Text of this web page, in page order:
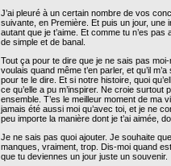
J’ai pleuré à un certain nombre de vos
suivante, en Première. Et puis un jour, une
autant que je t’aime. Et comme tu n’es
de simple et de banal.
Tout ça pour te dire que je ne sais pas
voulais quand même t’en parler, et qu’il
pour te le dire. Et si notre histoire, quoi
ce qu’elle a pu m’inspirer. Ne croie
ensemble. T’es le meilleur moment de ma
jamais été aussi moi qu’avec toi, et je ne
peu importe la manière dont je t’ai aimée,
Je ne sais pas quoi ajouter. Je souhaite
manques, vraiment, trop. Dis-moi quand
que tu deviennes un jour juste un souvenir.